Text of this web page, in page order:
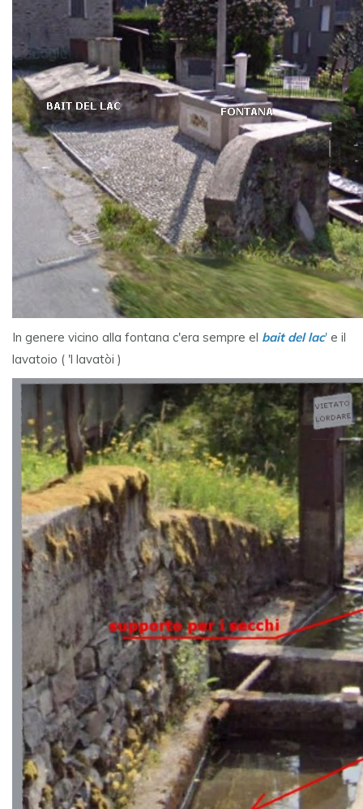
In genere vicino alla fontana c'era sempre el bait del lac' e il
lavatoio ( 'l lavatòi )